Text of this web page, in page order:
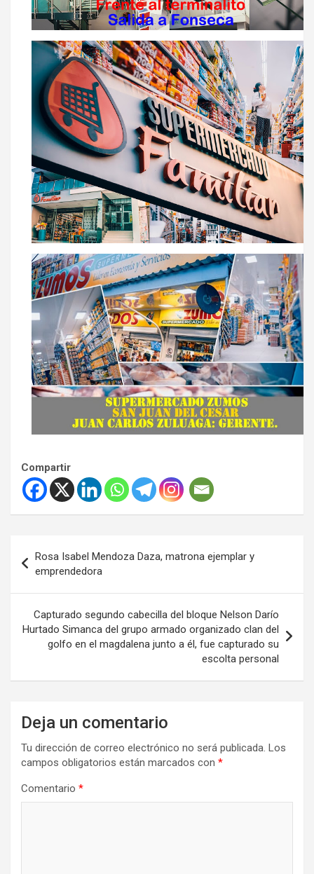
Compartir
de
entradas
Rosa Isabel Mendoza Daza, matrona ejemplar y
emprendedora
Capturado segundo cabecilla del bloque Nelson Darío
Hurtado Simanca del grupo armado organizado clan del
golfo en el magdalena junto a él, fue capturado su
escolta personal
Deja un comentario
Tu dirección de correo electrónico no será publicada. Los
campos obligatorios están marcados con *
Comentario *